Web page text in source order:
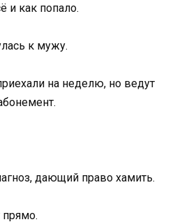
и как попало.
к мужу.
на неделю, но ведут
дающий право хамить.